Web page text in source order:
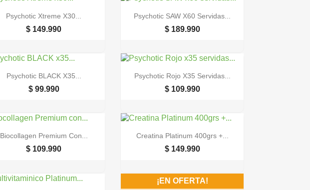
 Vista rápida
Psychotic Xtreme X30...
$ 149.990
 Vista rápida
Psychotic SAW X60 Servidas...
$ 189.990
 Vista rápida
Psychotic BLACK X35...
$ 99.990
 Vista rápida
Psychotic Rojo X35 Servidas...
$ 109.990
 Vista rápida
Biocollagen Premium Con...
$ 109.990
 Vista rápida
Creatina Platinum 400grs +...
$ 149.990
¡EN OFERTA!